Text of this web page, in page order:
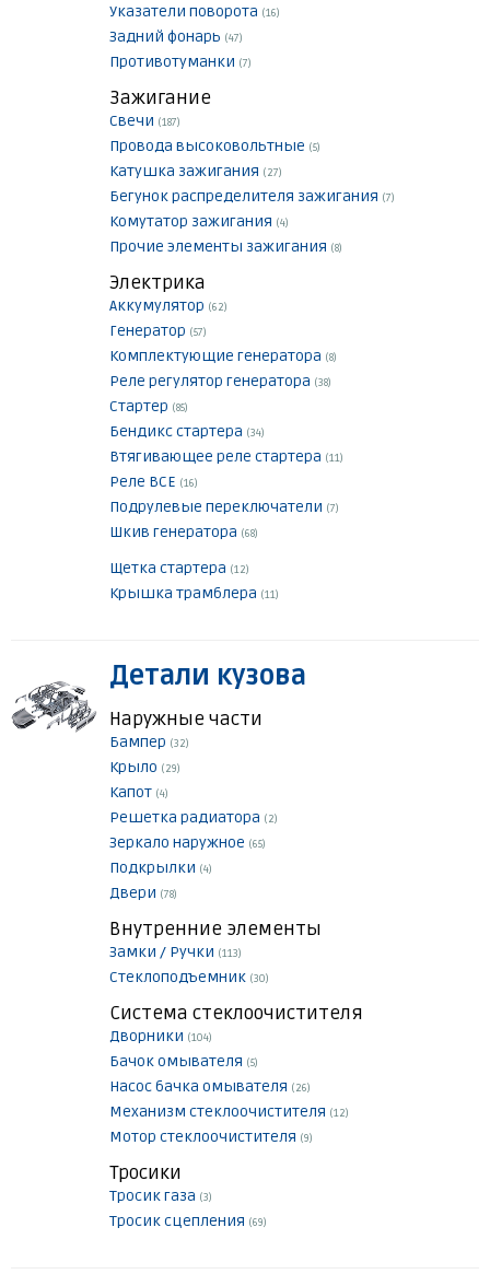
Указатели поворота (16)
Задний фонарь (47)
Противотуманки (7)
Зажигание
Свечи (187)
Провода высоковольтные (5)
Катушка зажигания (27)
Бегунок распределителя зажигания (7)
Комутатор зажигания (4)
Прочие элементы зажигания (8)
Электрика
Аккумулятор (62)
Генератор (57)
Комплектующие генератора (8)
Реле регулятор генератора (38)
Стартер (85)
Бендикс стартера (34)
Втягивающее реле стартера (11)
Реле ВСЕ (16)
Подрулевые переключатели (7)
Шкив генератора (68)
Щетка стартера (12)
Крышка трамблера (11)
Детали кузова
Наружные части
Бампер (32)
Крыло (29)
Капот (4)
Решетка радиатора (2)
Зеркало наружное (65)
Подкрылки (4)
Двери (78)
Внутренние элементы
Замки / Ручки (113)
Стеклоподъемник (30)
Система стеклоочистителя
Дворники (104)
Бачок омывателя (5)
Насос бачка омывателя (26)
Механизм стеклоочистителя (12)
Мотор стеклоочистителя (9)
Тросики
Тросик газа (3)
Тросик сцепления (69)